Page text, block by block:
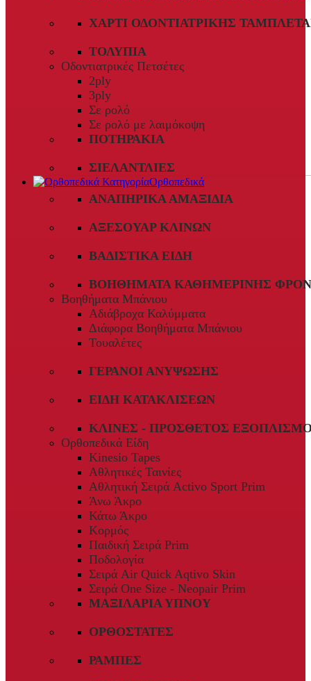
ΧΑΡΤΊ ΟΔΟΝΤΙΑΤΡΙΚΉΣ
ΤΟΛΎΠΙΑ
Οδοντιατρικές Πετσέτες
2ply
3ply
Σε ρολό
Σε ρολό με λαιμόκοψη
ΠΟΤΗΡΆΚΙΑ
ΣΙΕΛΑΝΤΛΊΕΣ
Ορθοπεδικά
ΑΝΑΠΗΡΙΚΆ ΑΜΑΞΊΔΙΑ
ΑΞΕΣΟΥΆΡ ΚΛΙΝΏΝ
ΒΑΔΙΣΤΙΚΆ ΕΊΔΗ
ΒΟΗΘΉΜΑΤΑ ΚΑΘΗΜΕΡΙΝΉΣ
Βοηθήματα Μπάνιου
Αδιάβροχα Καλύμματα
Διάφορα Βοηθήματα Μπάνιου
Τουαλέτες
ΓΕΡΑΝΟΊ ΑΝΎΨΩΣΗΣ
ΕΊΔΗ ΚΑΤΑΚΛΊΣΕΩΝ
ΚΛΊΝΕΣ - ΠΡΌΣΘΕΤΟΣ
Ορθοπεδικά Είδη
Kinesio Tapes
Αθλητικές Ταινίες
Αθλητική Σειρά Activo Sport Prim
Άνω Άκρο
Κάτω Άκρο
Κορμός
Παιδική Σειρά Prim
Ποδολογία
Σειρά Air Quick Aqtivo Skin
Σειρά One Size - Neopair Prim
ΜΑΞΙΛΆΡΙΑ ΎΠΝΟΥ
ΟΡΘΟΣΤΆΤΕΣ
ΡΆΜΠΕΣ